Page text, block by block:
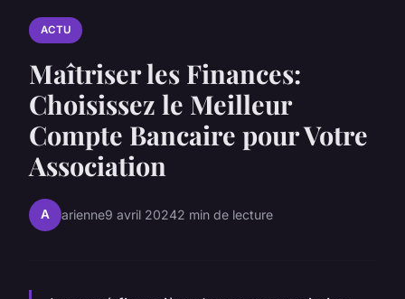
ACTU
Maîtriser les Finances:
Choisissez le Meilleur
Compte Bancaire pour Votre
Association
A arienne9 avril 20242 min de lecture